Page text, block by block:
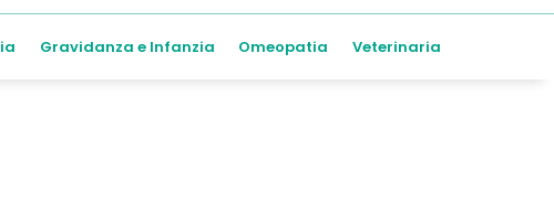
Gravidanza e Infanzia Omeopatia Veterinaria